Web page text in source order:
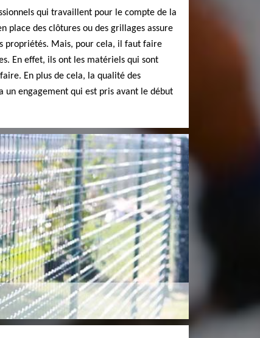
qui travaillent pour le compte de la
place des clôtures ou des grillages assure
propriétés. Mais, pour cela, il faut faire
En effet, ils ont les matériels qui sont
En plus de cela, la qualité des
un engagement qui est pris avant le début